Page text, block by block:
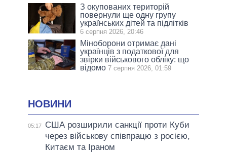
З окупованих територій
повернули ще одну групу
українських дітей та підлітків
6 серпня 2026, 20:46
Міноборони отримає дані
українців з податкової для
звірки військового обліку: що
відомо 7 серпня 2026, 01:59
НОВИНИ
05:17
США розширили санкції проти Куби
через військову співпрацю з росією,
Китаєм та Іраном